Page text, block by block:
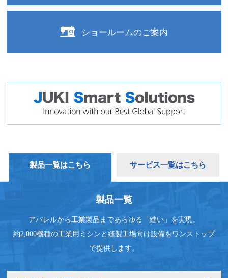
ショールームのご案内
製品一覧はこちら
製品一覧
アパレルから工業製品まであらゆる「縫い」を実現。
約2,000機種の工業用ミシンと縫製工場向け設備をワンストップ
で提供します。
サービス一覧はこちら